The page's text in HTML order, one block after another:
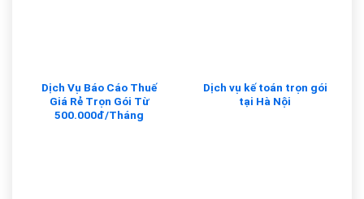
Dịch Vụ Báo Cáo Thuế
Giá Rẻ Trọn Gói Từ
500.000đ/Tháng
Dịch vụ kế toán trọn gói
tại Hà Nội